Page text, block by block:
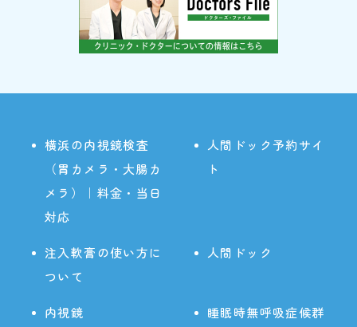
横浜の内視鏡検査
（胃カメラ・大腸カ
メラ）｜料金・当日
対応
人間ドック予約サイ
ト
注入軟膏の使い方に
ついて
人間ドック
内視鏡
睡眠時無呼吸症候群